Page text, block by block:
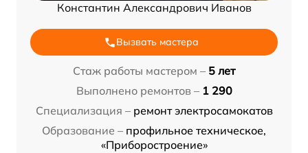
Константин Александрович Иванов
Вызвать мастера
Стаж работы мастером – 5 лет
Выполнено ремонтов – 1 290
Специализация – ремонт электросамокатов
Образование – профильное техническое,
«Приборостроение»